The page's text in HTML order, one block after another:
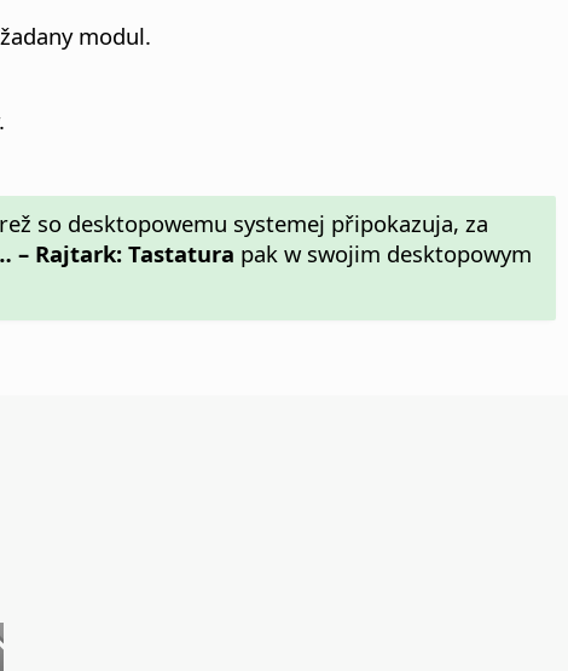
modul.
so desktopowemu systemej připokazuja, za
– Rajtark: Tastatura pak w swojim desktopowym